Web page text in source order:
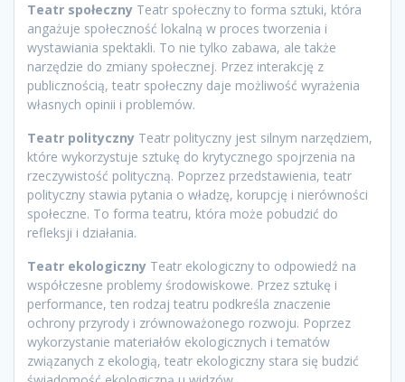
Teatr społeczny Teatr społeczny to forma sztuki, która
angażuje społeczność lokalną w proces tworzenia i
wystawiania spektakli. To nie tylko zabawa, ale także
narzędzie do zmiany społecznej. Przez interakcję z
publicznością, teatr społeczny daje możliwość wyrażenia
własnych opinii i problemów.
Teatr polityczny Teatr polityczny jest silnym narzędziem,
które wykorzystuje sztukę do krytycznego spojrzenia na
rzeczywistość polityczną. Poprzez przedstawienia, teatr
polityczny stawia pytania o władzę, korupcję i nierówności
społeczne. To forma teatru, która może pobudzić do
refleksji i działania.
Teatr ekologiczny Teatr ekologiczny to odpowiedź na
współczesne problemy środowiskowe. Przez sztukę i
performance, ten rodzaj teatru podkreśla znaczenie
ochrony przyrody i zrównoważonego rozwoju. Poprzez
wykorzystanie materiałów ekologicznych i tematów
związanych z ekologią, teatr ekologiczny stara się budzić